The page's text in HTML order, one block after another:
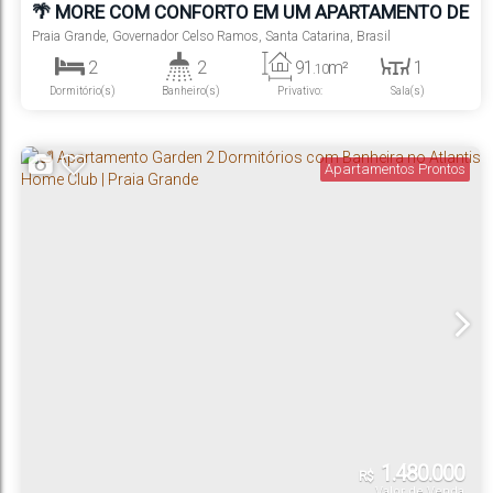
🌴 MORE COM CONFORTO EM UM APARTAMENTO DE
2 DORMITÓRIOS | ATLANTIS HOME CLUB
Praia Grande, Governador Celso Ramos, Santa Catarina, Brasil
2
Dormitório(s)
2
Banheiro(s) Privativo:
91 .10m² 1
Sala(s)
Apartamentos Prontos
R$ 1.480.000